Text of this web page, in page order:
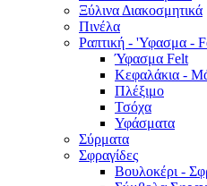
Ξύλινα Διακοσμητικά
Πινέλα
Ραπτική - 'Υφασμα -
Ύφασμα Felt
Κεφαλάκια -
Πλέξιμο
Τσόχα
Υφάσματα
Σύρματα
Σφραγίδες
Βουλοκέρι -